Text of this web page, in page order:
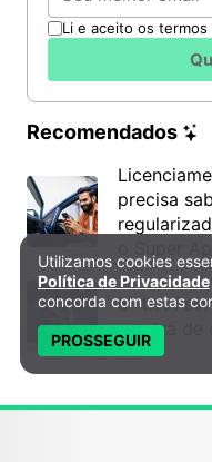
Li e aceito os
Recomendados
precisa
6º DH
mostra de
Política de Privacidade
Utilizamos cookies
Política de Privacidade
concorda com estas
PROSSEGUIR